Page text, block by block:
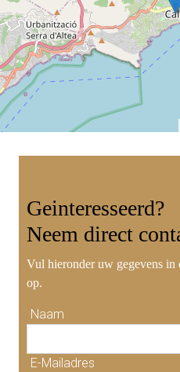
Geinteresseerd?
Neem direct
Vul hieronder uw gegevens in
op.
Naam
E-Mailadres